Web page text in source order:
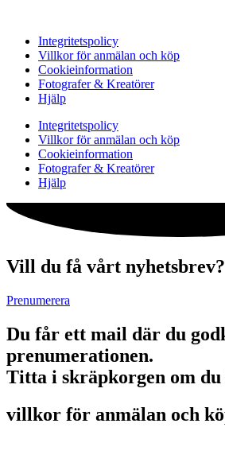
Integritetspolicy
Villkor för anmälan och köp
Cookieinformation
Fotografer & Kreatörer
Hjälp
Integritetspolicy
Villkor för anmälan och köp
Cookieinformation
Fotografer & Kreatörer
Hjälp
Vill du få vårt nyhetsbrev?
Prenumerera
Du får ett mail där du
prenumerationen.
Titta i skräpkorgen om
villkor för anmälan och